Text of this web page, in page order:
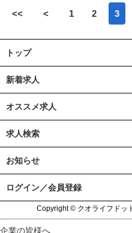
<< < 1 2 3
トップ
新着求人
オススメ求人
求人検索
お知らせ
ログイン／会員登録
Copyright © クオライフドッ
企業の皆様へ